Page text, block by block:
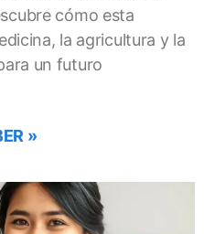
cómo esta
la agricultura y la
un futuro
»